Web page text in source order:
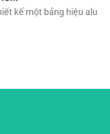
kế một bảng hiệu alu